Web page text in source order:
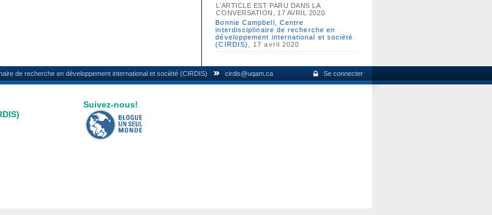
L’ARTICLE EST PARU DANS LA
CONVERSATION, 17 AVRIL 2020
Bonnie Campbell
Centre
interdisciplinaire de recherche en
développement international et société
(CIRDIS)
, 17 avril 2020
de recherche en développement international et société (CIRDIS) cirdis@uqam.ca Se connecter
Suivez-nous!